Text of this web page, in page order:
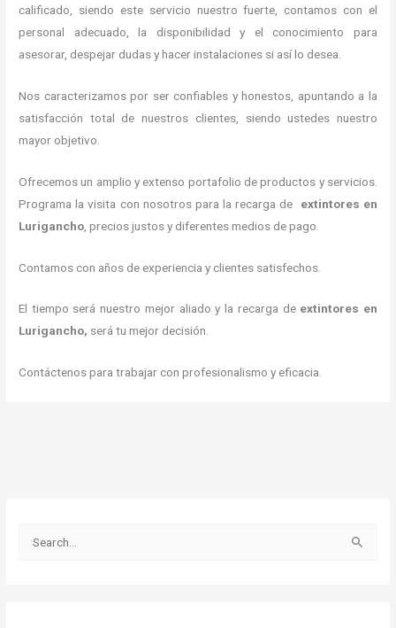
calificado, siendo este servicio nuestro fuerte, contamos con el
personal adecuado, la disponibilidad y el conocimiento para
asesorar, despejar dudas y hacer instalaciones si así lo desea.
Nos caracterizamos por ser confiables y honestos, apuntando a la
satisfacción total de nuestros clientes, siendo ustedes nuestro
mayor objetivo.
Ofrecemos un amplio y extenso portafolio de productos y servicios.
Programa la visita con nosotros para la recarga de extintores en
Lurigancho , precios justos y diferentes medios de pago.
Contamos con años de experiencia y clientes satisfechos.
El tiempo será nuestro mejor aliado y la recarga de extintores en
Lurigancho, será tu mejor decisión.
Contáctenos para trabajar con profesionalismo y eficacia.